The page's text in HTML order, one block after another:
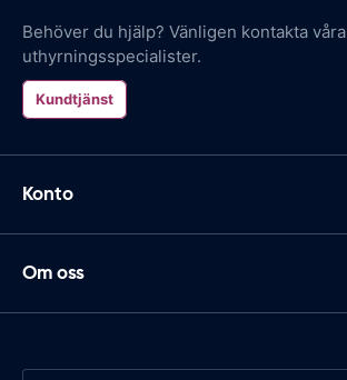
Behöver du hjälp? Vänligen kontakta våra
uthyrningsspecialister.
Kundtjänst
Konto
Om oss